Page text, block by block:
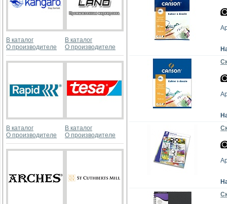
В каталог
О производителе
В каталог
О производителе
В каталог
О производителе
В каталог
О производителе